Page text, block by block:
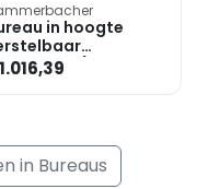
in hoogte
incl.
»Alicante«
in Bureaus